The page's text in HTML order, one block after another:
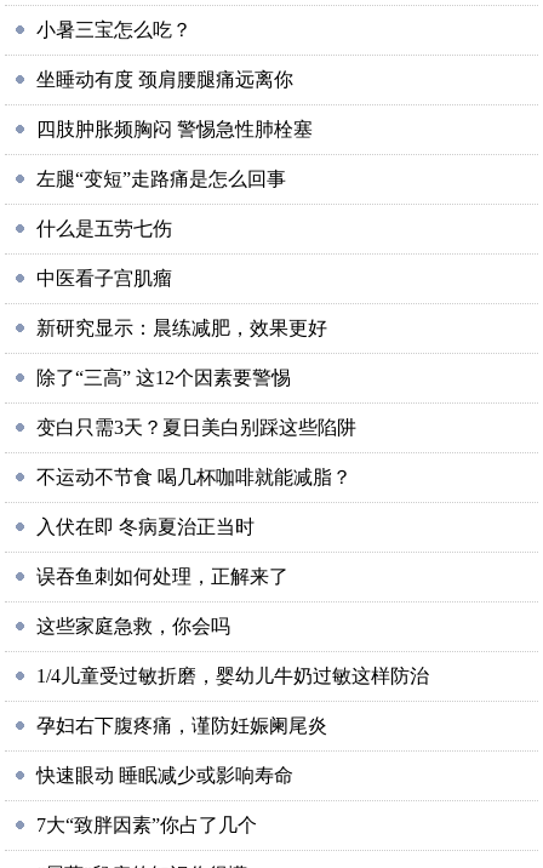
小暑三宝怎么吃？
坐睡动有度 颈肩腰腿痛远离你
四肢肿胀频胸闷 警惕急性肺栓塞
左腿“变短”走路痛是怎么回事
什么是五劳七伤
中医看子宫肌瘤
新研究显示：晨练减肥，效果更好
除了“三高” 这12个因素要警惕
变白只需3天？夏日美白别踩这些陷阱
不运动不节食 喝几杯咖啡就能减脂？
入伏在即 冬病夏治正当时
误吞鱼刺如何处理，正解来了
这些家庭急救，你会吗
1/4儿童受过敏折磨，婴幼儿牛奶过敏这样防治
孕妇右下腹疼痛，谨防妊娠阑尾炎
快速眼动 睡眠减少或影响寿命
7大“致胖因素”你占了几个